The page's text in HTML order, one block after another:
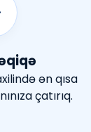
ən qısa
çatırıq.